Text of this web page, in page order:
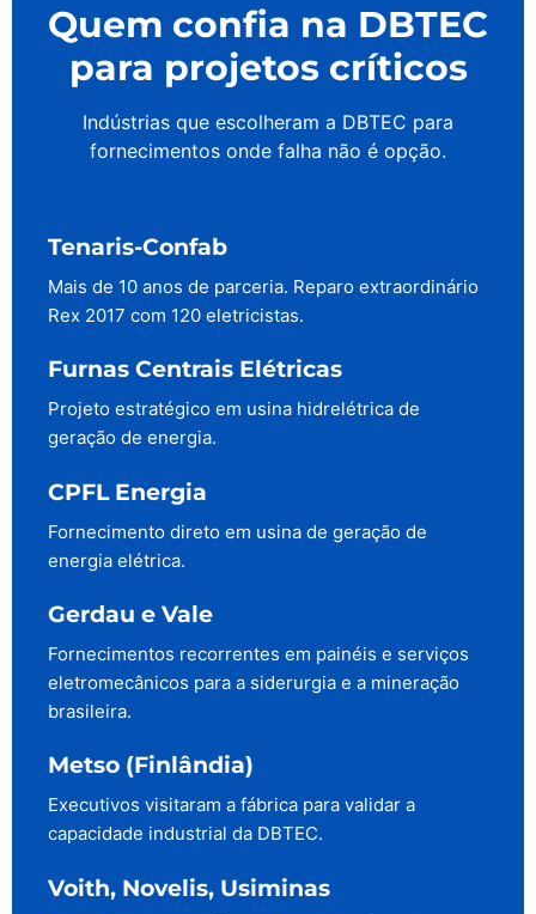
Quem confia na DBTEC
para projetos críticos
Indústrias que escolheram a DBTEC para
fornecimentos onde falha não é opção.
Tenaris-Confab
Mais de 10 anos de parceria. Reparo extraordinário
Rex 2017 com 120 eletricistas.
Furnas Centrais Elétricas
Projeto estratégico em usina hidrelétrica de
geração de energia.
CPFL Energia
Fornecimento direto em usina de geração de
energia elétrica.
Gerdau e Vale
Fornecimentos recorrentes em painéis e serviços
eletromecânicos para a siderurgia e a mineração
brasileira.
Metso (Finlândia)
Executivos visitaram a fábrica para validar a
capacidade industrial da DBTEC.
Voith, Novelis, Usiminas